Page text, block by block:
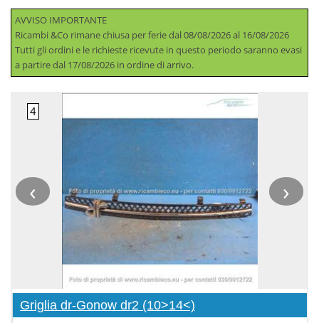
AVVISO IMPORTANTE
Ricambi &Co rimane chiusa per ferie dal 08/08/2026 al 16/08/2026
Tutti gli ordini e le richieste ricevute in questo periodo saranno evasi
a partire dal 17/08/2026 in ordine di arrivo.
‹ ›
Griglia dr-Gonow dr2 (10>14<)